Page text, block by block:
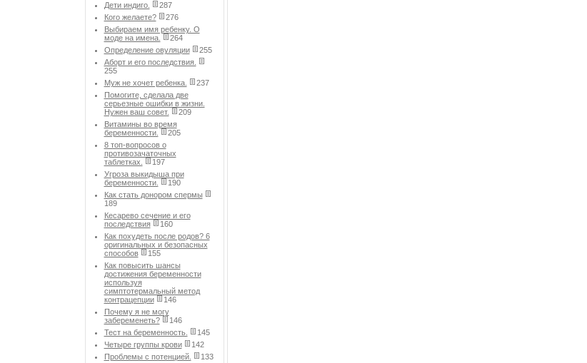
Дети индиго.
287
Кого желаете?
276
Выбираем имя ребенку. О
моде на имена.
264
Определение овуляции
255
Аборт и его последствия.
255
Муж не хочет ребенка.
237
Помогите, сделала две
серьезные ошибки в жизни.
Нужен ваш совет.
209
Витамины во время
беременности.
205
8 топ-вопросов о
противозачаточных
таблетках.
197
Угроза выкидыша при
беременности.
190
Как стать донором спермы
189
Кесарево сечение и его
последствия
160
Как похудеть после родов? 6
оригинальных и безопасных
способов
155
Как повысить шансы
достижения беременности
используя
симптотермальный метод
контрацепции
146
Почему я не могу
забеременеть?
146
Тест на беременность.
145
Четыре группы крови
142
Проблемы с потенцией.
133